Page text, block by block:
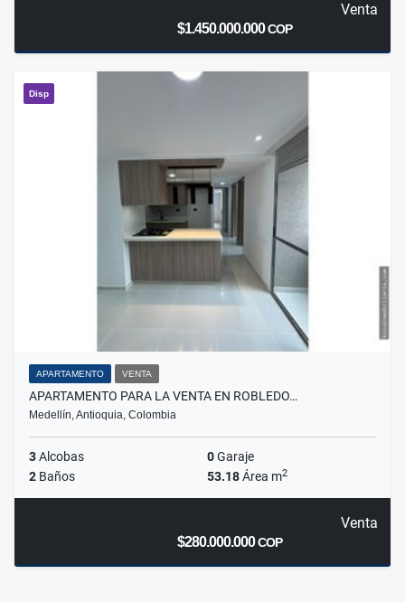
Venta
$1.450.000.000COP
Disp
APARTAMENTO VENTA
APARTAMENTO PARA LA VENTA EN ROBLEDO…
Medellín, Antioquia, Colombia
3Alcobas 0Garaje
2 Baños 53.18Área m2
Venta
$280.000.000COP